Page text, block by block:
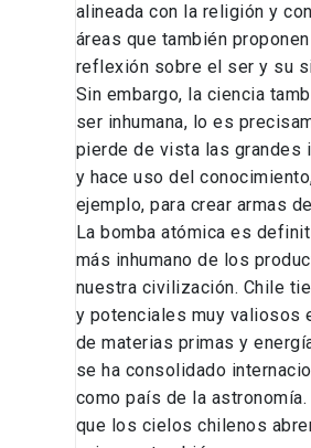
alineada con la religión y
áreas que también proponen
reflexión sobre el ser y su
Sin embargo, la ciencia
ser inhumana, lo es
pierde de vista las grandes
y hace uso del
ejemplo, para crear armas
La bomba atómica es
más inhumano de los
nuestra civilización. Chile
y potenciales muy valiosos
de materias primas y
se ha consolidado
como país de la astronomía.
que los cielos chilenos